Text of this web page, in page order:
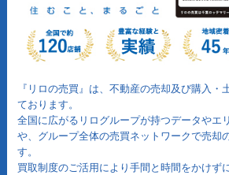
『リロの売買』は、不動産の売却及び購入・
ております。
全国に広がるリログループが持つデータやエ
や、グループ全体の売買ネットワークで売却
す。
買取制度のご活用により手間と時間をかけず